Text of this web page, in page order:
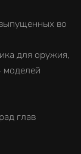
во
для оружия,
моделей
глав